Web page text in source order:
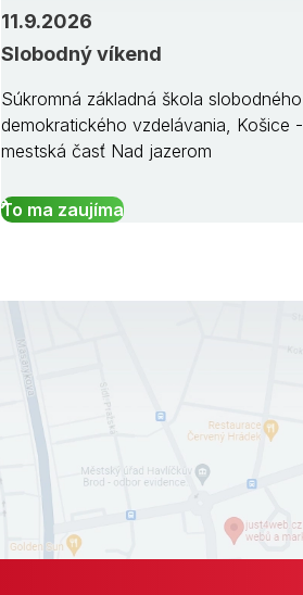
Slobodný víkend
11.9.2026
Súkromná základná škola slobodného
demokratického vzdelávania, Košice -
mestská časť Nad jazerom
To ma zaujíma